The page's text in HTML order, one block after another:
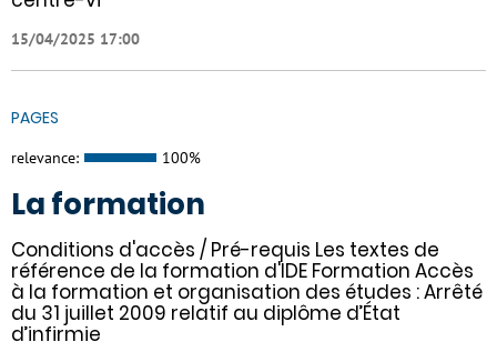
15/04/2025 17:00
PAGES
relevance: 100%
La formation
Conditions d'accès / Pré-requis Les textes de
référence de la formation d'IDE Formation Accès
à la formation et organisation des études : Arrêté
du 31 juillet 2009 relatif au diplôme d’État
d’infirmie